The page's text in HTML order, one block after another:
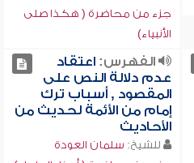
جزء من محاضرة ( هكذا صلى
الأنبياء)
الفهرس:اعتقاد
عدم دلالة النص على
المقصود , أسباب ترك
إمام من الأئمة لحديث من
الأحاديث
للشيخ: سلمان العودة